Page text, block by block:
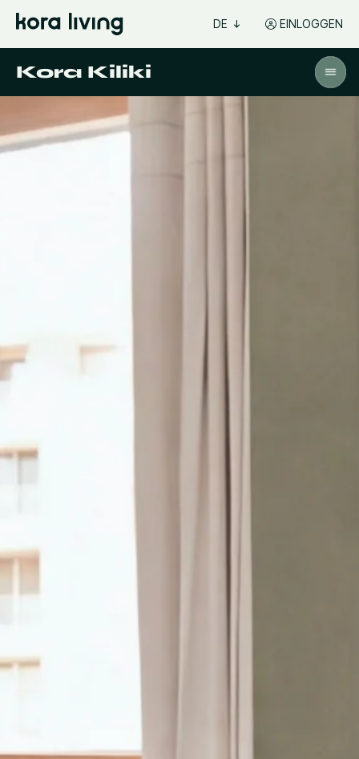
DE EINLOGGEN
Kora Kiliki